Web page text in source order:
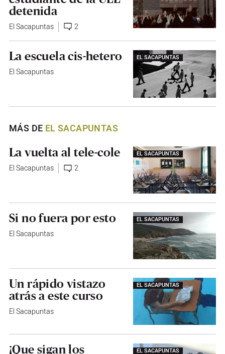
detenida
El Sacapuntas 2
EL SACAPUNTAS
La escuela cis-hetero
El Sacapuntas
MÁS DE EL SACAPUNTAS
EL SACAPUNTAS
La vuelta al tele-cole
El Sacapuntas 2
EL SACAPUNTAS
Si no fuera por esto
El Sacapuntas
EL SACAPUNTAS
Un rápido vistazo
atrás a este curso
El Sacapuntas
EL SACAPUNTAS
¡Que sigan los